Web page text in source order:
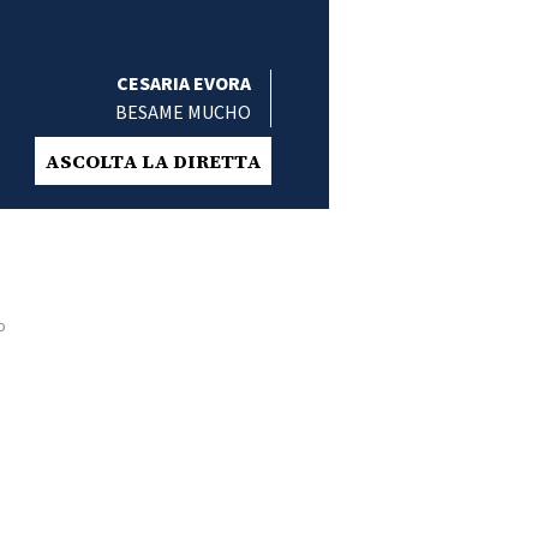
CESARIA EVORA
BESAME MUCHO
ASCOLTA LA DIRETTA